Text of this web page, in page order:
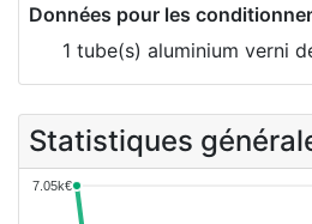
Données pour les
1 tube(s) aluminium verni
Statistiques
7.05k€